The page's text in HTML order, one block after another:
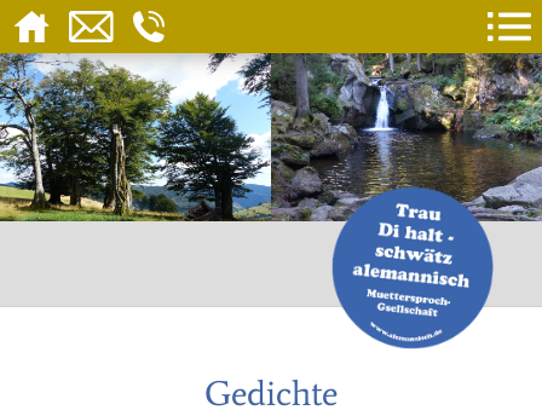
Gedichte